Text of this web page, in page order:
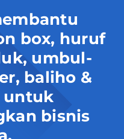
box, huruf
umbul-
baliho &
untuk
bisnis